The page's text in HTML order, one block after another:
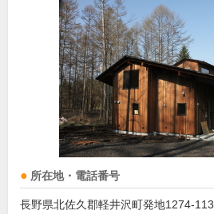
所在地・電話番号
長野県北佐久郡軽井沢町発地1274-113